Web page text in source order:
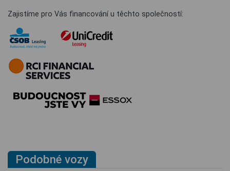
Zajistíme pro Vás financování u těchto společností:
Podobné vozy